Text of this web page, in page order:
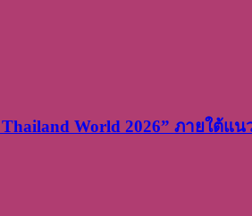
World 2026” ภายใต้แ